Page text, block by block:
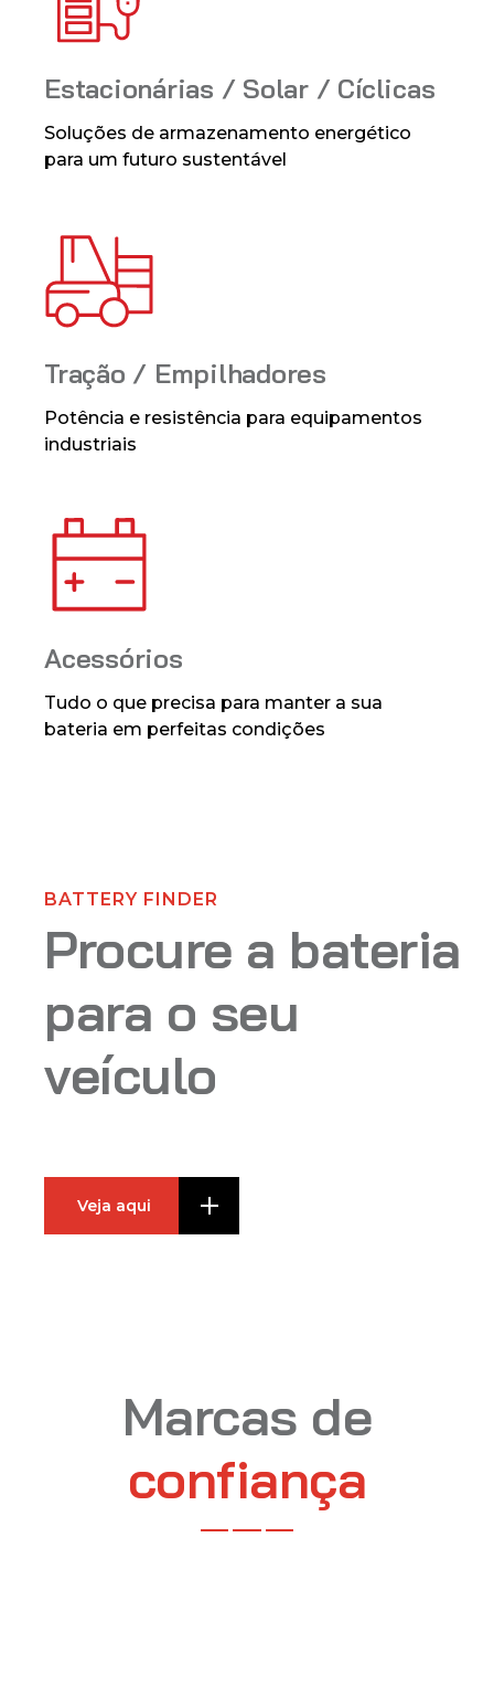
Estacionárias / Solar / Cíclicas
Soluções de armazenamento energético
para um futuro sustentável
Tração / Empilhadores
Potência e resistência para equipamentos
industriais
Acessórios
Tudo o que precisa para manter a sua
bateria em perfeitas condições
BATTERY FINDER
Procure a bateria
para o seu
veículo
Veja aqui
Marcas de
confiança